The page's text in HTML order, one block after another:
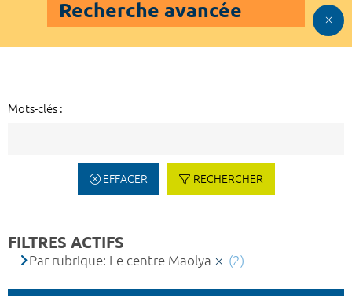
Recherche avancée
Mots-clés :
EFFACER RECHERCHER
FILTRES ACTIFS
Par rubrique: Le centre Maolya (2)